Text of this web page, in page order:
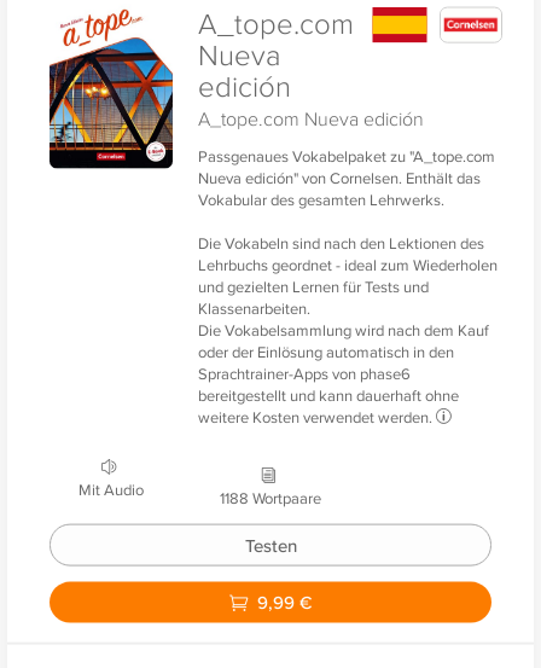
A_tope.com
Nueva
edición
A_tope.com Nueva edición
Passgenaues Vokabelpaket zu "A_tope.com
Nueva edición" von Cornelsen. Enthält das
Vokabular des gesamten Lehrwerks.
Die Vokabeln sind nach den Lektionen des
Lehrbuchs geordnet - ideal zum Wiederholen
und gezielten Lernen für Tests und
Klassenarbeiten.
Die Vokabelsammlung wird nach dem Kauf
oder der Einlösung automatisch in den
Sprachtrainer-Apps von phase6
bereitgestellt und kann dauerhaft ohne
weitere Kosten verwendet werden.
Mit Audio 1188 Wortpaare
Testen
9,99 €